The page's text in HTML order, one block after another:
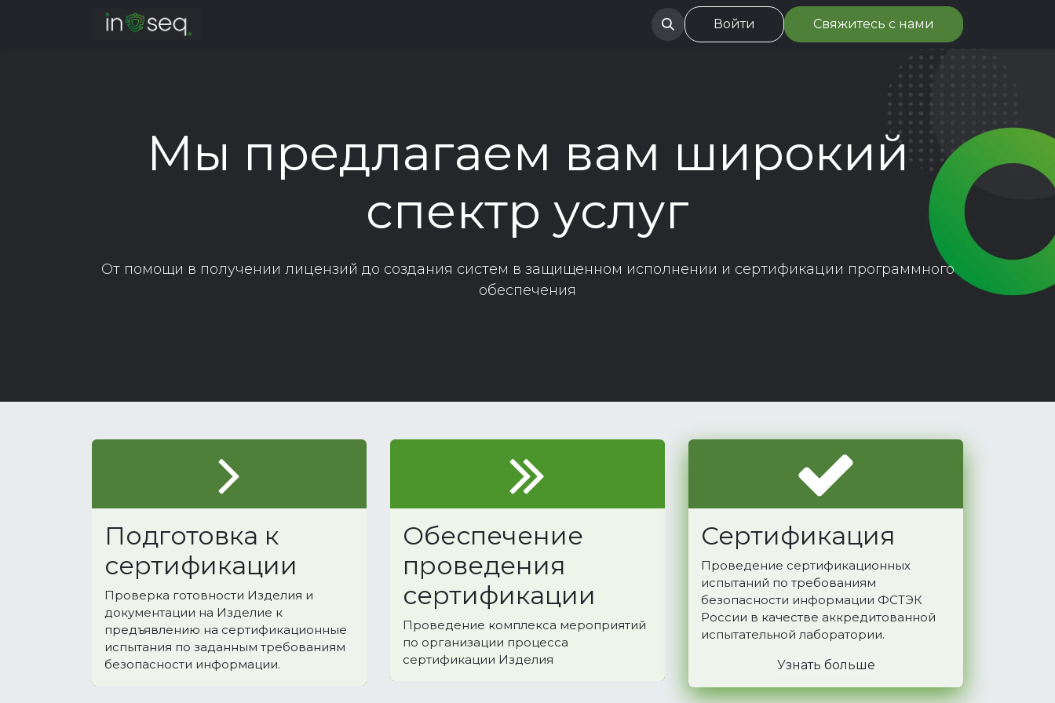
Финансовым организациям Вакансии События Блог Центрум-ДЗ
Войти Свяжитесь с нами
Мы предлагаем вам широкий
спектр услуг
От помощи в получении лицензий до создания систем в защищенном исполнении и сертификации программного
обеспечения
Подготовка к
сертификации
Проверка готовности Изделия и
документации на Изделие к
предъявлению на сертификационные
испытания по заданным требованиям
безопасности информации.
Обеспечение
проведения
сертификации
Проведение комплекса мероприятий
по организации процесса
сертификации Изделия
Сертификация
Проведение сертификационных
испытаний по требованиям
безопасности информации ФСТЭК
России в качестве аккредитованной
испытательной лаборатории.
Узнать больше